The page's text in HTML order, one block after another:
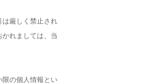
は厳しく禁止され
れましては、当
の個人情報とい